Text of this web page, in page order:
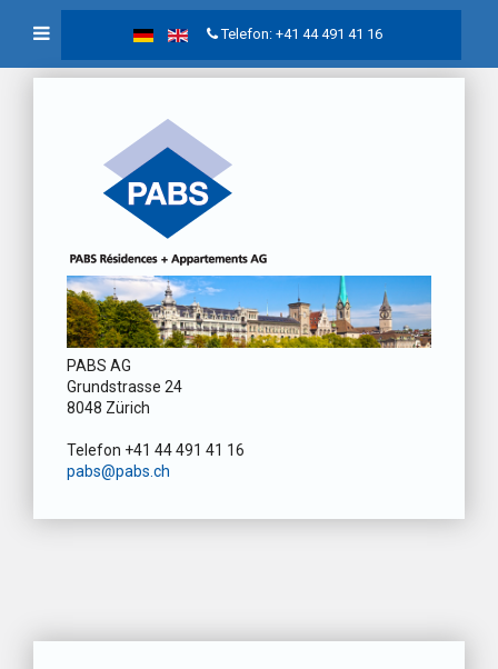
Telefon: +41 44 491 41 16
PABS AG
Grundstrasse 24
8048 Zürich
Telefon +41 44 491 41 16
pabs@pabs.ch